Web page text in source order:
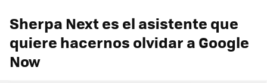
Sherpa Next es el asistente que
quiere hacernos olvidar a Google
Now